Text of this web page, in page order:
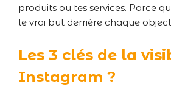
produits ou tes services. Parce
le vrai but derrière chaque
Les 3 clés de la
Instagram ?